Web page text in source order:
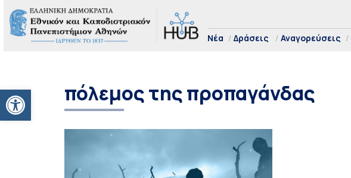
Ανοίξτε τη γραμμή εργαλείων
Νέα Δράσεις Αναγορεύσεις
πόλεμος της προπαγάνδας